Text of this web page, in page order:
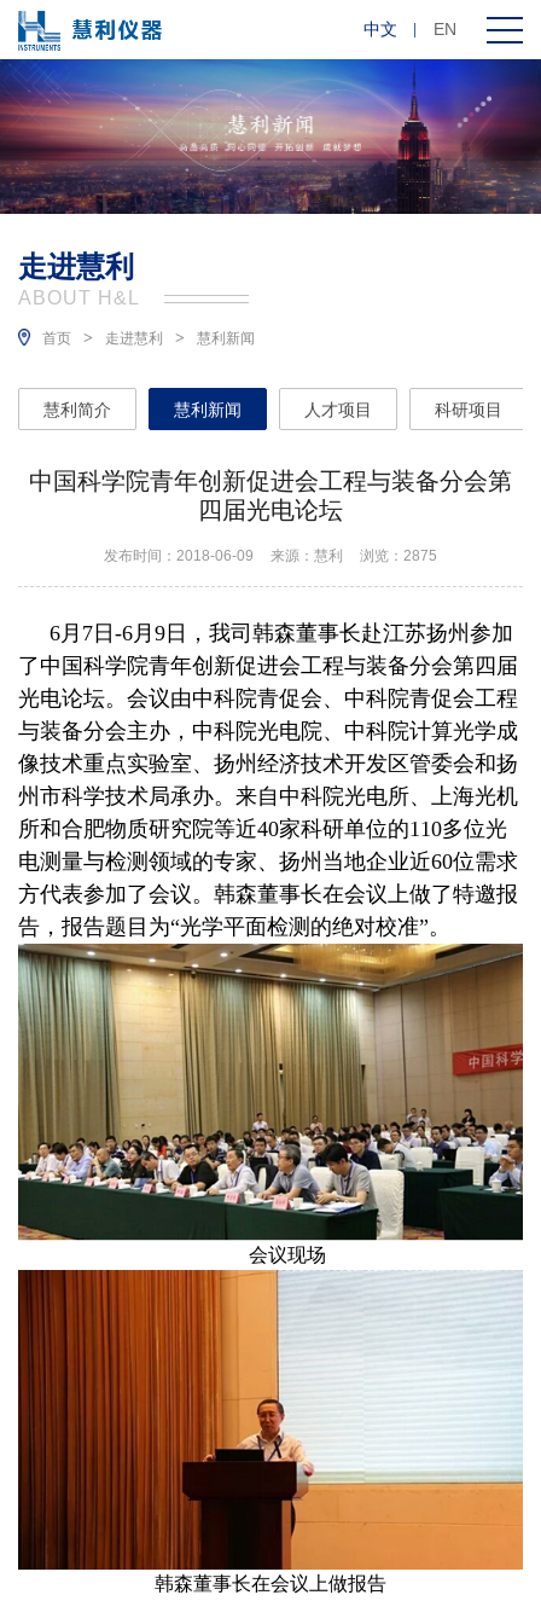
中文 EN
走进慧利
ABOUT H&L
首页 > 走进慧利 > 慧利新闻
慧利简介 慧利新闻 人才项目 科研项目
中国科学院青年创新促进会工程与装备分会第
四届光电论坛
发布时间：2018-06-09 来源：慧利 浏览：2875
6月7日-6月9日，我司韩森董事长赴江苏扬州参加
了中国科学院青年创新促进会工程与装备分会第四届
光电论坛。会议由中科院青促会、中科院青促会工程
与装备分会主办，中科院光电院、中科院计算光学成
像技术重点实验室、扬州经济技术开发区管委会和扬
州市科学技术局承办。来自中科院光电所、上海光机
所和合肥物质研究院等近40家科研单位的110多位光
电测量与检测领域的专家、扬州当地企业近60位需求
方代表参加了会议。韩森董事长在会议上做了特邀报
告，报告题目为“光学平面检测的绝对校准”。
会议现场
韩森董事长在会议上做报告